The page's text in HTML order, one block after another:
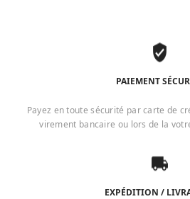
PAIEMENT
Payez en toute sécurité par carte de
virement bancaire ou lors de la
EXPÉDITION /